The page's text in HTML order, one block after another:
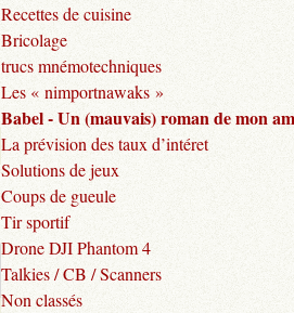
Recettes de cuisine
Bricolage
trucs mnémotechniques
Les « nimportnawaks »
Babel - Un (mauvais) roman de mon
La prévision des taux d’intéret
Solutions de jeux
Coups de gueule
Tir sportif
Drone DJI Phantom 4
Talkies / CB / Scanners
Non classés